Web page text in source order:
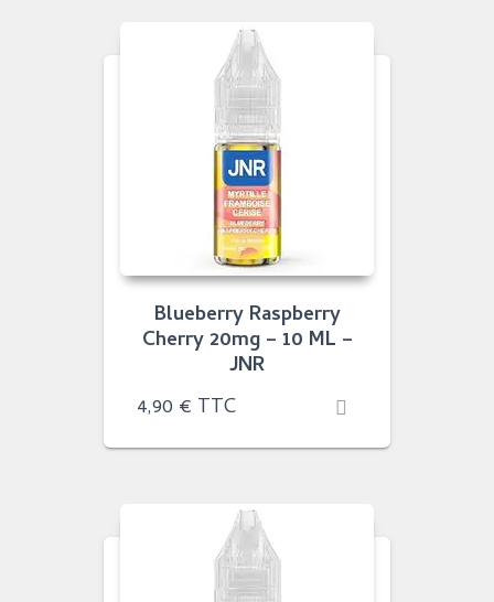
Blueberry Raspberry
Cherry 20mg – 10 ML –
JNR
4,90 € TTC